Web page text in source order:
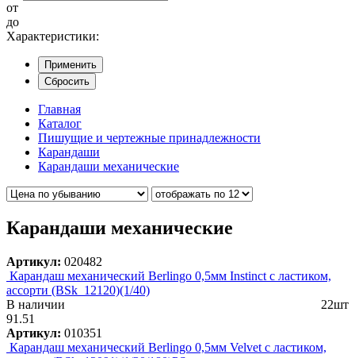
от
до
Характеристики:
Применить
Сбросить
Главная
Каталог
Пишущие и чертежные принадлежности
Карандаши
Карандаши механические
Карандаши механические
Артикул: 020482
Карандаш механический Berlingo 0,5мм Instinct с ластиком,
ассорти (BSk_12120)(1/40)
В наличии
22шт
91.51
Артикул: 010351
Карандаш механический Berlingo 0,5мм Velvet с ластиком,